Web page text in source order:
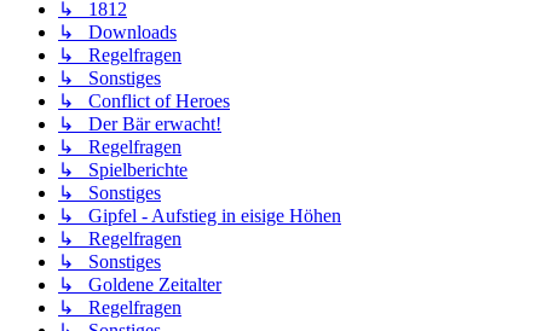
↳ 1812
↳ Downloads
↳ Regelfragen
↳ Sonstiges
↳ Conflict of Heroes
↳ Der Bär erwacht!
↳ Regelfragen
↳ Spielberichte
↳ Sonstiges
↳ Gipfel - Aufstieg in eisige Höhen
↳ Regelfragen
↳ Sonstiges
↳ Goldene Zeitalter
↳ Regelfragen